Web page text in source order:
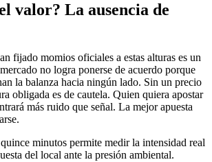
valor? La ausencia de
fijado momios oficiales a estas alturas es un
no logra ponerse de acuerdo porque
la balanza hacia ningún lado. Sin un precio
obligada es de cautela. Quien quiera apostar
más ruido que señal. La mejor apuesta
minutos permite medir la intensidad real
del local ante la presión ambiental.